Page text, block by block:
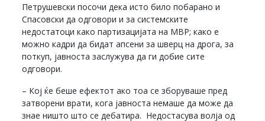
Петрушевски посочи дека исто било побарано и
Спасовски да одговори и за системските
недостатоци како партизацијата на МВР; како е
можно кадри да бидат апсени за шверц на дрога, за
поткуп, јавноста заслужува да ги добие сите
одговори.
– Кој ќе беше ефектот ако тоа се зборуваше пред
затворени врати, кога јавноста немаше да може да
знае ништо што се дебатира. Недостасува волја од